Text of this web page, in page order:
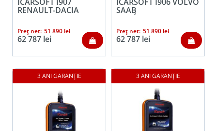
RENAULT-DACIA
Preț net: 51 890 lei
62 787 lei
SAAB
AUTÓDIAGNOSZTIKA
+OBDII
Preț net: 51 890 lei
62 787 lei